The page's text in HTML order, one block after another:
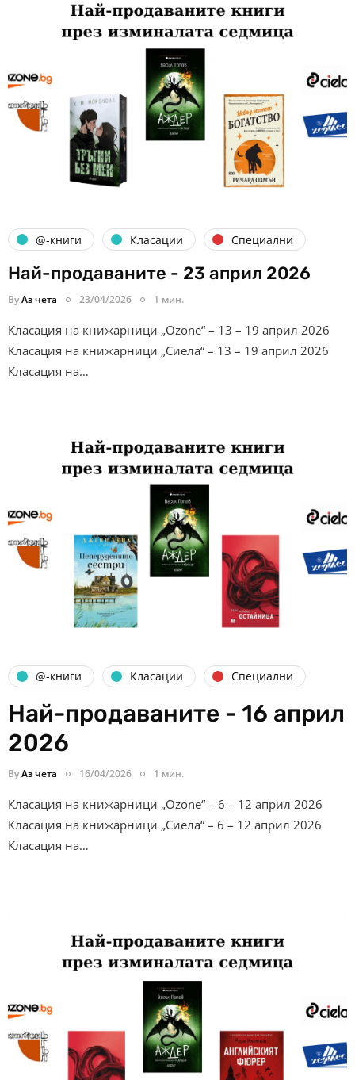
@-книги Класации Специални
Най-продаваните - 23 април 2026
ByАз чета 23/04/2026 1 мин.
Класация на книжарници „Ozone“ – 13 – 19 април 2026
Класация на книжарници „Сиела“ – 13 – 19 април 2026
Класация на…
@-книги Класации Специални
Най-продаваните - 16 април
2026
ByАз чета 16/04/2026 1 мин.
Класация на книжарници „Ozone“ – 6 – 12 април 2026
Класация на книжарници „Сиела“ – 6 – 12 април 2026
Класация на…